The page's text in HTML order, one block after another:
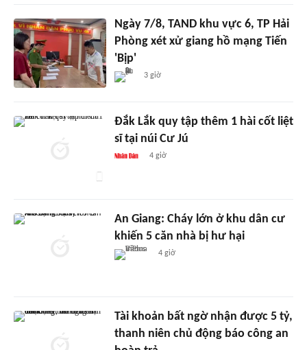
Ngày 7/8, TAND khu vực 6, TP Hải
Phòng xét xử giang hồ mạng Tiến
'Bịp'
3 giờ
Đắk Lắk quy tập thêm 1 hài cốt liệt
sĩ tại núi Cư Jú
4 giờ
An Giang: Cháy lớn ở khu dân cư
khiến 5 căn nhà bị hư hại
4 giờ
Tài khoản bất ngờ nhận được 5 tỷ,
thanh niên chủ động báo công an